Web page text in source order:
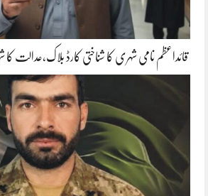
قائداعظم نامی شہری کا شناختی کارڈ بلاک،عدالت